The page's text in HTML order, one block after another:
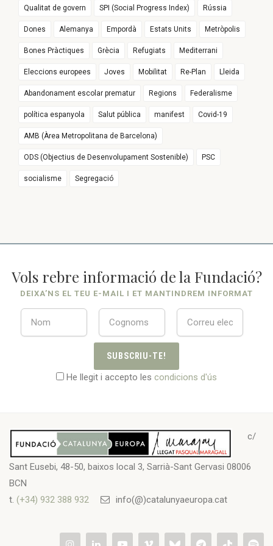
Qualitat de govern SPI (Social Progress Index) Rússia
Dones Alemanya Empordà Estats Units Metròpolis
Bones Pràctiques Grècia Refugiats Mediterrani
Eleccions europees Joves Mobilitat Re-Plan Lleida
Abandonament escolar prematur Regions Federalisme
política espanyola Salut pública manifest Covid-19
AMB (Àrea Metropolitana de Barcelona)
ODS (Objectius de Desenvolupament Sostenible) PSC
socialisme Segregació
Vols rebre informació de la Fundació?
DEIXA’NS EL TEU E-MAIL I ET MANTINDREM INFORMAT
SUBSCRIU-TE!
He llegit i accepto les condicions d'ús
c/
Sant Eusebi, 48-50, baixos local 3, Sarrià-Sant Gervasi 08006
BCN
t. (+34) 932 388 932 info(@)catalunyaeuropa.cat